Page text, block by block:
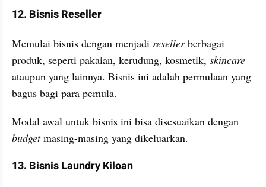
12. Bisnis Reseller
Memulai bisnis dengan menjadi reseller berbagai
produk, seperti pakaian, kerudung, kosmetik, skincare
ataupun yang lainnya. Bisnis ini adalah permulaan yang
bagus bagi para pemula.
budget masing-masing yang dikeluarkan.
13. Bisnis Laundry Kiloan